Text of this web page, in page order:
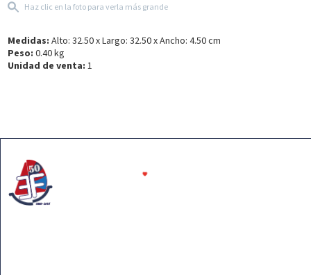
Haz clic en la foto para verla más grande
Medidas:Alto: 32.50 x Largo: 32.50 x Ancho: 4.50 cm
Peso:0.40 kg
Unidad de venta:1